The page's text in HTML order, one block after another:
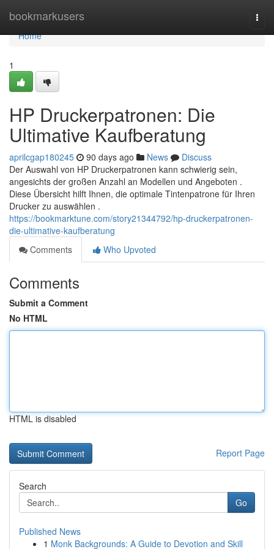
bookmarkusers
Home
Home
1
HP Druckerpatronen: Die
Ultimative Kaufberatung
aprilcgap180245 90 days ago News
Discuss
Der Auswahl von HP Druckerpatronen kann schwierig sein,
angesichts der großen Anzahl an Modellen und Angeboten .
Diese Übersicht hilft Ihnen, die optimale Tintenpatrone für Ihren
Drucker zu auswählen .
https://bookmarktune.com/story21344792/hp-druckerpatronen-
die-ultimative-kaufberatung
Comments
Who Upvoted
Comments
Submit a Comment
No HTML
HTML is disabled
Report Page
Search
Go
Published News
1 Monk Backgrounds: A Guide to Devotion and Skill